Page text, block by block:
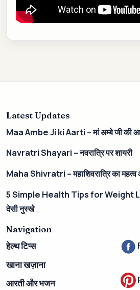
Latest Updates
Maa Ambe Ji ki Aarti – मां अम्बे जी की
Navratri Shayari – नवरात्रि पर शायरी
Maha Shivratri – महाशिवरात्रि का महत्व
5 Simple Health Tips for Weight
देसी नुस्खे
Navigation
हेल्थ टिप्स
खाना खज़ाना
आरती और भजन